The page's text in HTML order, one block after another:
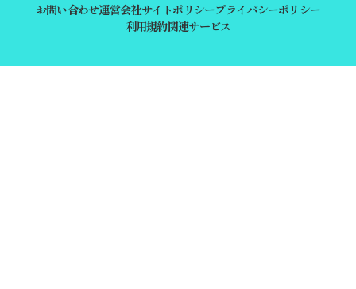
お問い合わせ運営会社サイトポリシープライバシーポリシー
利用規約関連サービス